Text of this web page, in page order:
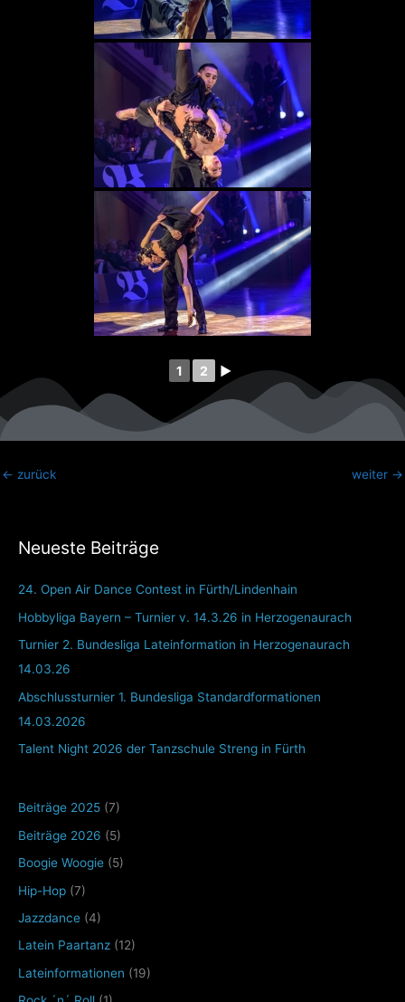
Neueste Beiträge
24. Open Air Dance Contest in Fürth/Lindenhain
Hobbyliga Bayern – Turnier v. 14.3.26 in Herzogenaurach
Turnier 2. Bundesliga Lateinformation in Herzogenaurach
14.03.26
Abschlussturnier 1. Bundesliga Standardformationen
14.03.2026
Talent Night 2026 der Tanzschule Streng in Fürth
Beiträge 2025 (7)
Beiträge 2026 (5)
Boogie Woogie (5)
Hip-Hop (7)
Jazzdance (4)
Latein Paartanz (12)
Lateinformationen (19)
1 2 ►
← zurück weiter →